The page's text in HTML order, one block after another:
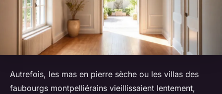
Autrefois, les mas en pierre sèche ou les villas des
faubourgs montpelliérains vieillissaient lentement,